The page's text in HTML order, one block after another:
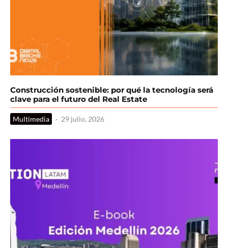
Construcción sostenible: por qué la tecnología será
clave para el futuro del Real Estate
Multimedia · 29 julio, 2026